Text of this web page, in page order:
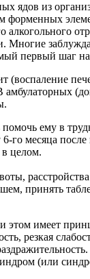
ядов из
первый шаг
(воспаление
ему в
месяца после
в целом.
принять
этом имеет
резкая
(или